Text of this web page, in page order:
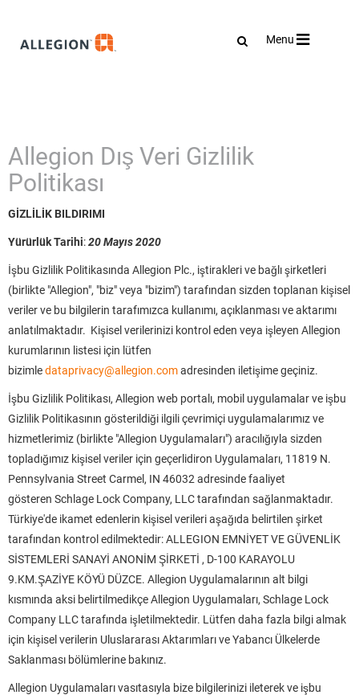
Toggle
Menu
Allegion Dış Veri Gizlilik
Politikası
GİZLİLİK BILDIRIMI
Yürürlük Tarihi:20 Mayıs 2020
İşbu Gizlilik Politikasında Allegion Plc., iştirakleri ve bağlı şirketleri
(birlikte "Allegion", "biz" veya "bizim") tarafından sizden toplanan kişisel
veriler ve bu bilgilerin tarafımızca kullanımı, açıklanması ve aktarımı
anlatılmaktadır. Kişisel verilerinizi kontrol eden veya işleyen Allegion
kurumlarının listesi için lütfen
bizimledataprivacy@allegion.comadresinden iletişime geçiniz.
İşbu Gizlilik Politikası, Allegion web portalı, mobil uygulamalar ve işbu
Gizlilik Politikasının gösterildiği ilgili çevrimiçi uygulamalarımız ve
hizmetlerimiz (birlikte "Allegion Uygulamaları") aracılığıyla sizden
topladığımız kişisel veriler için geçerlidiron Uygulamaları, 11819 N.
Pennsylvania Street Carmel, IN 46032 adresinde faaliyet
gösteren Schlage Lock Company, LLC tarafından sağlanmaktadır.
Türkiye'de ikamet edenlerin kişisel verileri aşağıda belirtilen şirket
tarafından kontrol edilmektedir: ALLEGION EMNİYET VE GÜVENLİK
SİSTEMLERİ SANAYİ ANONİM ŞİRKETİ , D-100 KARAYOLU
9.KM.ŞAZİYE KÖYÜ DÜZCE. Allegion Uygulamalarının alt bilgi
kısmında aksi belirtilmedikçe Allegion Uygulamaları, Schlage Lock
Company LLC tarafında işletilmektedir. Lütfen daha fazla bilgi almak
için kişisel verilerin Uluslararası Aktarımları ve Yabancı Ülkelerde
Saklanması bölümlerine bakınız.
Allegion Uygulamaları vasıtasıyla bize bilgilerinizi ileterek ve işbu